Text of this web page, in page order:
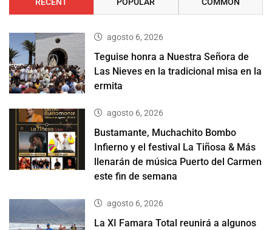
agosto 6, 2026
Teguise honra a Nuestra Señora de
Las Nieves en la tradicional misa en la
ermita
agosto 6, 2026
Bustamante, Muchachito Bombo
Infierno y el festival La Tiñosa & Más
llenarán de música Puerto del Carmen
este fin de semana
agosto 6, 2026
La XI Famara Total reunirá a algunos